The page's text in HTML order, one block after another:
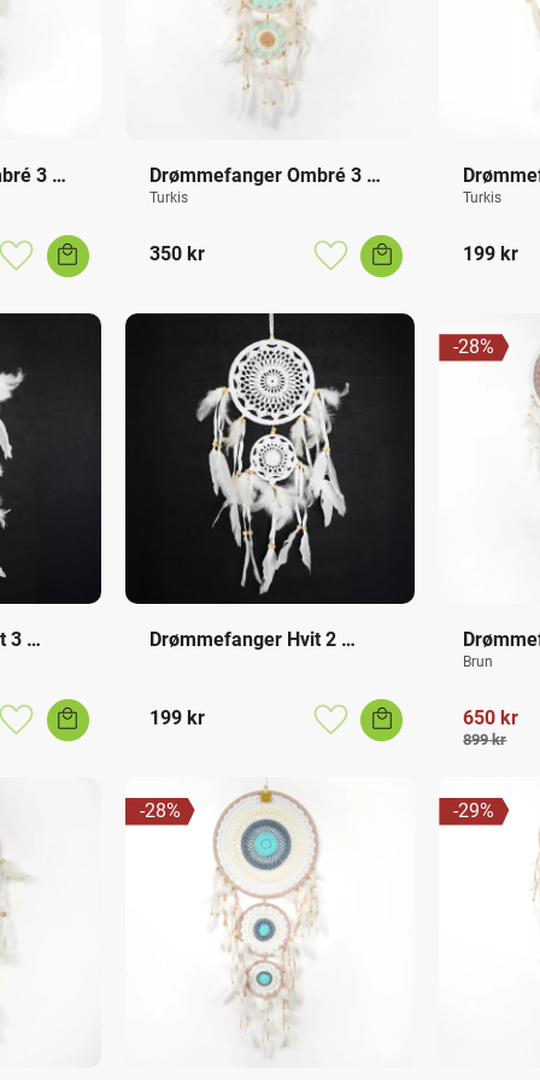
3
Lagre som favoritt
Drømmefanger Ombré 3
Ringer
Turkis
350kr
Lagre som favoritt
Ringer
Turkis
199 kr
3
Lagre som favoritt
Drømmefanger Hvit 2
199kr
Lagre som favoritt
Ringer XL
Brun
650 kr
899kr
28%
28% 29%